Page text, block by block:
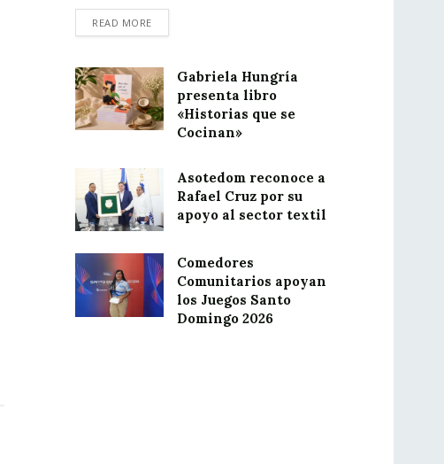
READ MORE
Gabriela Hungría
presenta libro
«Historias que se
Cocinan»
Asotedom reconoce a
Rafael Cruz por su
apoyo al sector textil
Comedores
Comunitarios apoyan
los Juegos Santo
Domingo 2026